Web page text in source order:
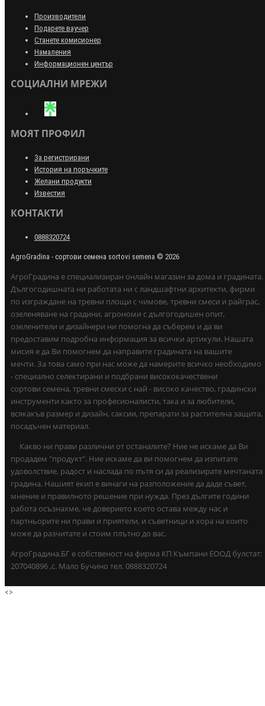
Производители
Подарете ваучер
Станете комисионер
Намаления
Информационен център
СОЦИАЛНИ МРЕЖИ
МОЯТ ПРОФИЛ
За регистрирани
История на поръчките
Желани продукти
Известия
КОНТАКТИ
0888320724
AgroGradina - сортови семена sortovi semena © 2026
АгроГрадина е специализиран онлайн магазин за дома и градината.
Дългогодишната ни работата ни с ландшафтни архитекти, фирми
по изграждане на тревни площи с чимове, тревни смеси и райграс,
озеленяване на градини, агрономи с дългогодишен опит,
озеленители и дизайнери ни помогна да съберем и да ви
предоставим подробна информация за всички артикули. Нашата
мисия е да Ви помогнем да направите градината на вашите
мечти. За това само при нас може да намерите всичко необходимо
- специално селектирани и подбрани висококачествени
сортови семена, тревни смески с най - високо качество, градински
инструменти както за професионалисти, така и за любители,
всякакъв размер и дизайн, саксии, препарати за растителна защита,
посадъчен материал.
Какво ни прави различни от останалите? Ние не искаме да Ви
продадем "продукт". Ние искаме да ви помогнем да изпитате
удоволствие, радост и наслада по пътя си да реализирате мечтаната
градина. Нашият екип е винаги на разположение да даде съвет,
мнение и правилното решение при нужда. През дългите години
работа осъзнахме, че доверието което остава между нас и
партньорите ни прави и приятели, и съветници и хора на които
може да разчитате и стоим плътно до вас.
АгроГрадина.БГ е собственост на фирма КП Къмпани ЕООД булстат:
207040896 ,с. Мало Бучино тел. 0888320724
<>